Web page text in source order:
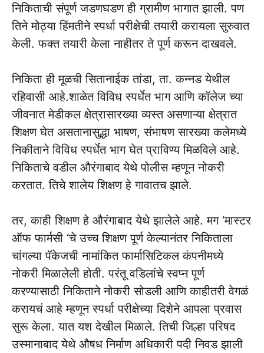
निकिताची संपूर्ण जडणघडण ही ग्रामीण भागात झाली. पण
तिने मोठ्या हिंमतीने स्पर्धा परीक्षेची तयारी करायला सुरुवात
केली. फक्त तयारी केला नाहीतर ते पूर्ण करून दाखवले.
निकिता ही मूळची सितानाईक तांडा, ता. कन्नड येथील
रहिवासी आहे.शाळेत विविध स्पर्धेत भाग आणि कॉलेज च्या
जीवनात मेडीकल क्षेत्रासारख्या व्यस्त असणाऱ्या क्षेत्रात
शिक्षण घेत असतानासुद्धा भाषण, संभाषण सारख्या कलेमध्ये
निकीताने विविध स्पर्धेत भाग घेत प्राविण्य मिळविले आहे.
निकिताचे वडील औरंगाबाद येथे पोलीस म्हणून नोकरी
करतात. तिचे शालेय शिक्षण हे गावातच झाले.
तर, काही शिक्षण हे औरंगाबाद येथे झालेले आहे. मग ‘मास्टर
ऑफ फार्मसी ‘चे उच्च शिक्षण पूर्ण केल्यानंतर निकिताला
चांगल्या पॅकेजची नामांकित फार्मासिटिकल कंपनीमध्ये
नोकरी मिळालेली होती. परंतू वडिलांचे स्वप्न पूर्ण
करण्यासाठी निकिताने नोकरी सोडली आणि काहीतरी वेगळं
करायचं आहे म्हणून स्पर्धा परीक्षेच्या दिशेने आपला प्रवास
सुरू केला. यात यश देखील मिळाले. तिची जिल्हा परिषद
उस्मानाबाद येथे औषध निर्माण अधिकारी पदी निवड झाली